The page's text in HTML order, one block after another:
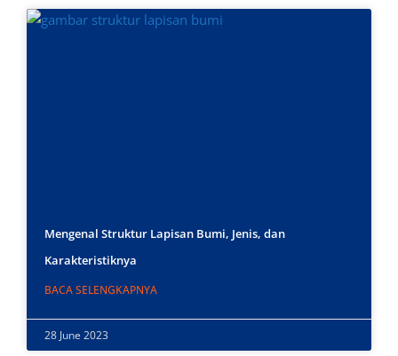
Mengenal Struktur Lapisan Bumi, Jenis, dan
Karakteristiknya
BACA SELENGKAPNYA
28 June 2023